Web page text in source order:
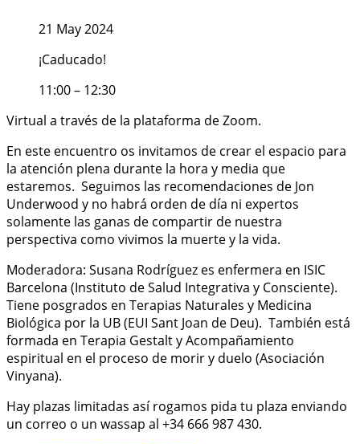
21 May 2024
¡Caducado!
11:00 – 12:30
Virtual a través de la plataforma de Zoom.
En este encuentro os invitamos de crear el espacio para
la atención plena durante la hora y media que
estaremos. Seguimos las recomendaciones de Jon
Underwood y no habrá orden de día ni expertos
solamente las ganas de compartir de nuestra
perspectiva como vivimos la muerte y la vida.
Moderadora: Susana Rodríguez es enfermera en ISIC
Barcelona (Instituto de Salud Integrativa y Consciente).
Tiene posgrados en Terapias Naturales y Medicina
Biológica por la UB (EUI Sant Joan de Deu). También está
formada en Terapia Gestalt y Acompañamiento
espiritual en el proceso de morir y duelo (Asociación
Vinyana).
Hay plazas limitadas así rogamos pida tu plaza enviando
un correo o un wassap al +34 666 987 430.